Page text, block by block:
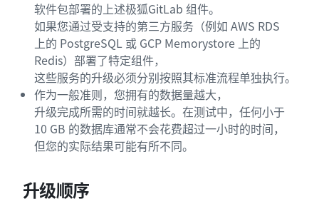
软件包部署的上述极狐GitLab 组件。
如果您通过受支持的第三方服务（例如 AWS RDS
上的 PostgreSQL 或 GCP Memorystore 上的
Redis）部署了特定组件，
这些服务的升级必须分别按照其标准流程单独执行。
作为一般准则，您拥有的数据量越大，
升级完成所需的时间就越长。在测试中，任何小于
10 GB 的数据库通常不会花费超过一小时的时间，
但您的实际结果可能有所不同。
升级顺序